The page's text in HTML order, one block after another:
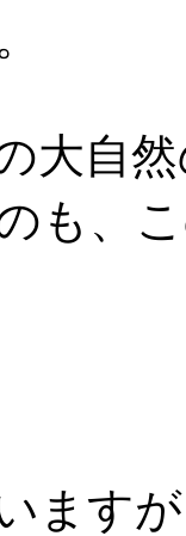
大自
も、
ます